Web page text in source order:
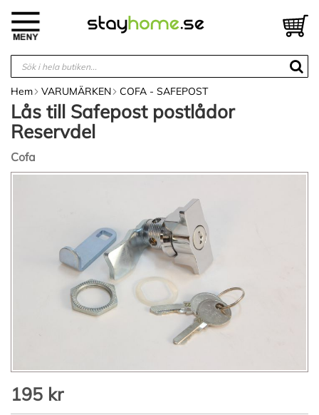
innehållet
Hem VARUMÄRKEN COFA - SAFEPOST
Lås till Safepost postlådor
Reservdel
Cofa
Hoppa
till195 kr